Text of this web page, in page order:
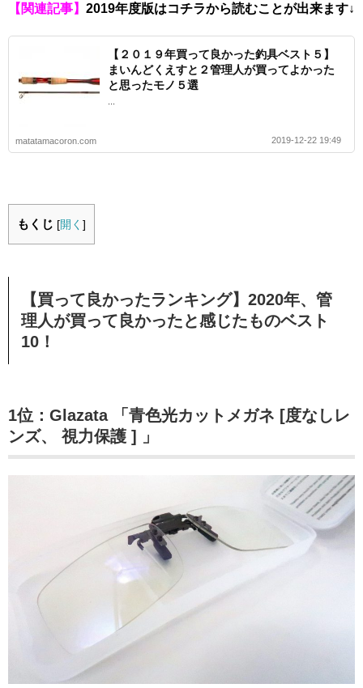
【関連記事】 2019年度版はコチラから読むことが出来ます↓
【２０１９年買って良かった釣具ベスト５】
まいんどくえすと２管理人が買ってよかった
と思ったモノ５選
matatamacoron.com 2019-12-22 19:49
もくじ [開く ]
【買って良かったランキング】2020年、管
理人が買って良かったと感じたものベスト
10！
1位：Glazata 「青色光カットメガネ [度なしレ
ンズ、 視力保護 ] 」